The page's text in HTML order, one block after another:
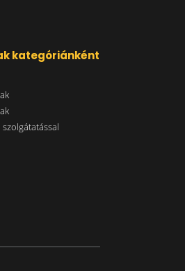
kategóriánként